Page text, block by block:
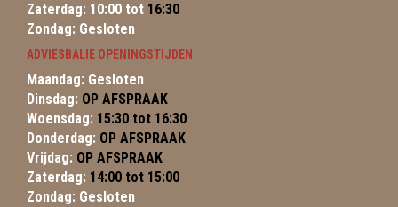
Zaterdag: 10:00 tot 16:30
Zondag: Gesloten
ADVIESBALIE OPENINGSTIJDEN
Maandag: Gesloten
Dinsdag: OP AFSPRAAK
Woensdag: 15:30 tot 16:30
Donderdag: OP AFSPRAAK
Vrijdag: OP AFSPRAAK
Zaterdag: 14:00 tot 15:00
Zondag: Gesloten